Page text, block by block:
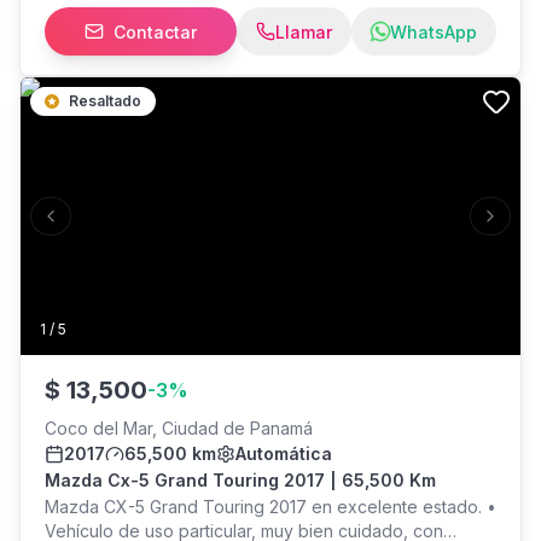
de aire o Botón de encendido o Controles en el volante
o Cámara de retroceso o Conectividad para
dispositivos móviles Contamos con más de 20 años en
el mercado ofreciendo excelentes servicios y
productos de primera calidad. Nuestros asesores te
¡Visítanos!
Contactar Llamar WhatsApp
1 / 5
Previous slide Next
Resaltado
$ 13,500-3%
Coco del Mar, Ciudad de Panamá
2017
65,500 km
Automática
Mazda Cx-5 Grand Touring 2017 | 65,500 Km
Mazda CX-5 Grand Touring 2017 en excelente estado. •
Vehículo de uso particular, muy bien cuidado, con